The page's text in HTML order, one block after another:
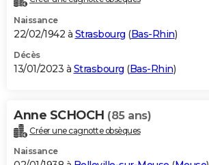
Naissance
22/02/1942 à Strasbourg (Bas-Rhin)
Décès
13/01/2023 à Strasbourg (Bas-Rhin)
Anne SCHOCH (85 ans)
Créer une cagnotte obsèques
Naissance